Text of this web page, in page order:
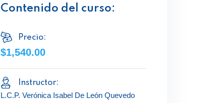
Contenido del curso:
Precio:
$1,540.00
Instructor:
L.C.P. Verónica Isabel De León Quevedo